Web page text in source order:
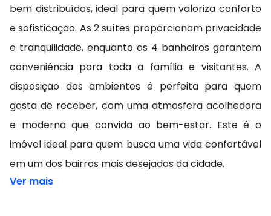
bem distribuídos, ideal para quem valoriza conforto
e sofisticação. As 2 suítes proporcionam privacidade
e tranquilidade, enquanto os 4 banheiros garantem
conveniência para toda a família e visitantes. A
disposição dos ambientes é perfeita para quem
gosta de receber, com uma atmosfera acolhedora
e moderna que convida ao bem-estar. Este é o
imóvel ideal para quem busca uma vida confortável
em um dos bairros mais desejados da cidade.
Ver mais